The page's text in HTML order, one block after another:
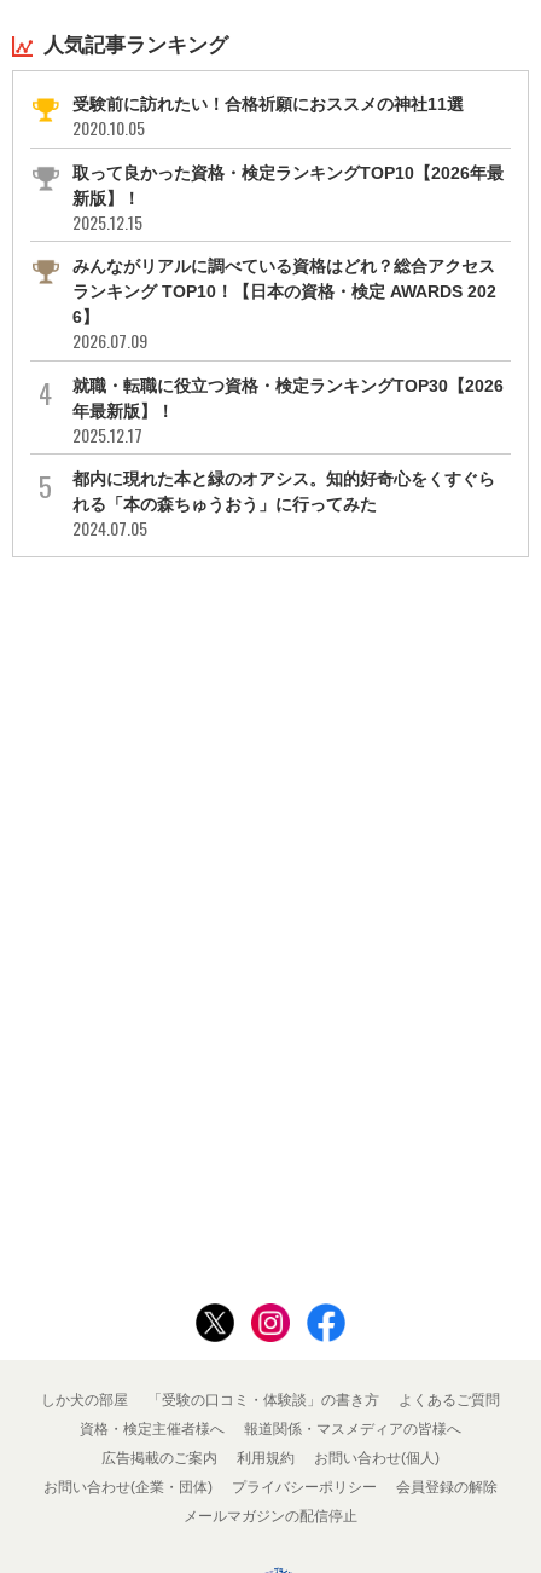
人気記事ランキング
受験前に訪れたい！合格祈願におススメの神社11選
2020.10.05
取って良かった資格・検定ランキングTOP10【2026年最
新版】！
2025.12.15
みんながリアルに調べている資格はどれ？総合アクセス
ランキング TOP10！【日本の資格・検定 AWARDS 202
6】
2026.07.09
就職・転職に役立つ資格・検定ランキングTOP30【2026
年最新版】！
2025.12.17
都内に現れた本と緑のオアシス。知的好奇心をくすぐら
れる「本の森ちゅうおう」に行ってみた
2024.07.05
しか犬の部屋 「受験の口コミ・体験談」の書き方
よくあるご質問
資格・検定主催者様へ
報道関係・マスメディアの皆様へ
広告掲載のご案内
利用規約
お問い合わせ(個人)
お問い合わせ(企業・団体)
プライバシーポリシー
会員登録の解除
メールマガジンの配信停止